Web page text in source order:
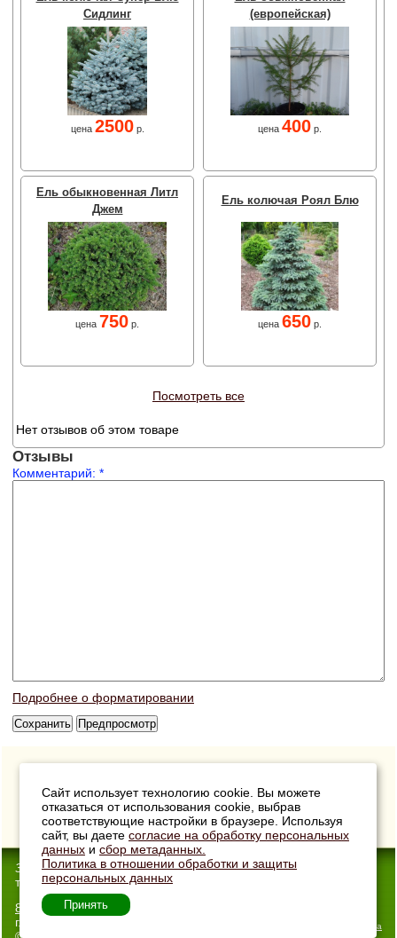
Сидлинг
цена 2500р.
(европейская)
цена 400 р.
Ель обыкновенная Литл
Джем
цена 750 р.
Ель колючая Роял Блю
цена 650 р.
Посмотреть все
Нет отзывов об этом товаре
Отзывы
Комментарий: *
Подробнее о форматировании
33Сотки- Интернет-магазин
товаров для дачи
8 (904) 033-00-40
г. Владимир, ул. Погодина, 11
Карта сайта
Сайт использует технологию cookie. Вы можете
отказаться от использования cookie, выбрав
соответствующие настройки в браузере. Используя
сайт, вы даетесогласие на обработку персональных
данных исбор метаданных.
Политика в отношении обработки и защиты
персональных данных
Принять